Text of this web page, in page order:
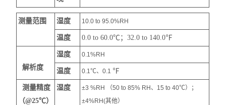
测量范围 湿度 10.0 to 95.0%RH
温度 0.0 to 60.0℃；32.0 to 140.0℉
解析度
湿度 0.1%RH
温度 0.1℃、0.1 ℉
测量精度
（@25℃）
湿度
±3 %RH （50 to 85% RH、15 to 40℃）；
±4%RH(其他）